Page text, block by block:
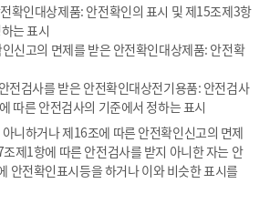
확인대상제품: 안전확인의 표시 및 제15조제3항
는 표시
신고의 면제를 받은 안전확인대상제품: 안전확
전검사를 받은 안전확인대상전기용품: 안전검사
따른 안전검사의 기준에서 정하는 표시
니하거나 제16조에 따른 안전확인신고의 면제
제1항에 따른 안전검사를 받지 아니한 자는 안
안전확인표시등을 하거나 이와 비슷한 표시를